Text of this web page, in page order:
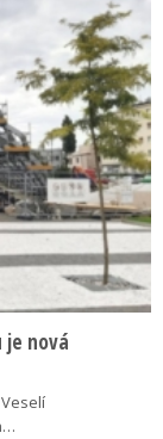
je nová